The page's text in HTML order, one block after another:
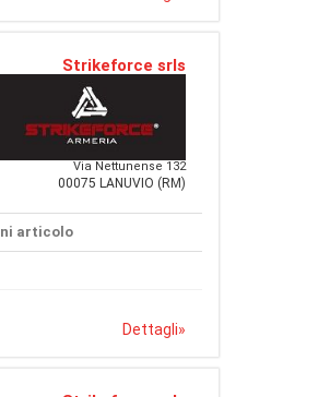
Strikeforce srls
Via Nettunense 132
00075 LANUVIO (RM)
articolo
Dettagli»